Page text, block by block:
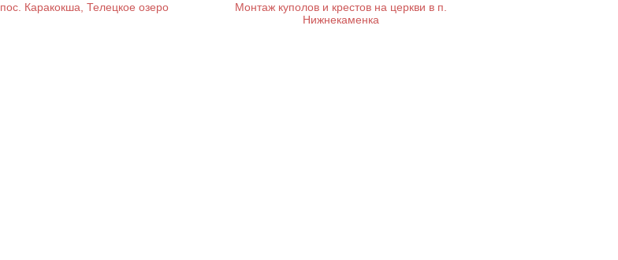
пос. Каракокша, Телецкое озеро
Монтаж куполов и крестов на церкви в п.
Нижнекаменка